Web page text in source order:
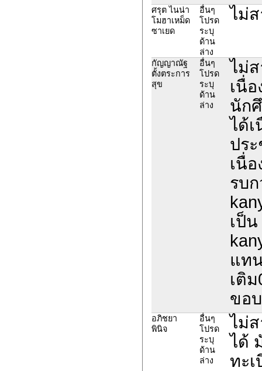
ศรุต ไนน่า
โมฮาเหม็ด
ซาเยด
อื่นๆ
โปรด
ระบุ
ด้าน
ล่าง
ไม่
กัญญาณัฐ
ตั้งตระการ
สุข
อื่นๆ
โปรด
ระบุ
ด้าน
ล่าง
ไม่
เนื่
นัก
ได้
ปร
เนื่
รบ
เป็น
แท
เติ
ขอ
อภิชยา
พินิจ
อื่นๆ
โปรด
ระบุ
ด้าน
ล่าง
ไม่
ได้
ทะ